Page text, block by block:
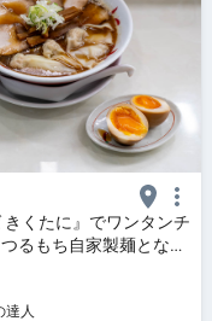
くたに』でワンタンチ
るもち自家製麺となめ
達人